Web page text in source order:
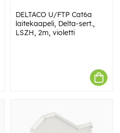
DELTACO U/FTP Cat6a
laitekaapeli, Delta-sert.,
LSZH, 2m, violetti